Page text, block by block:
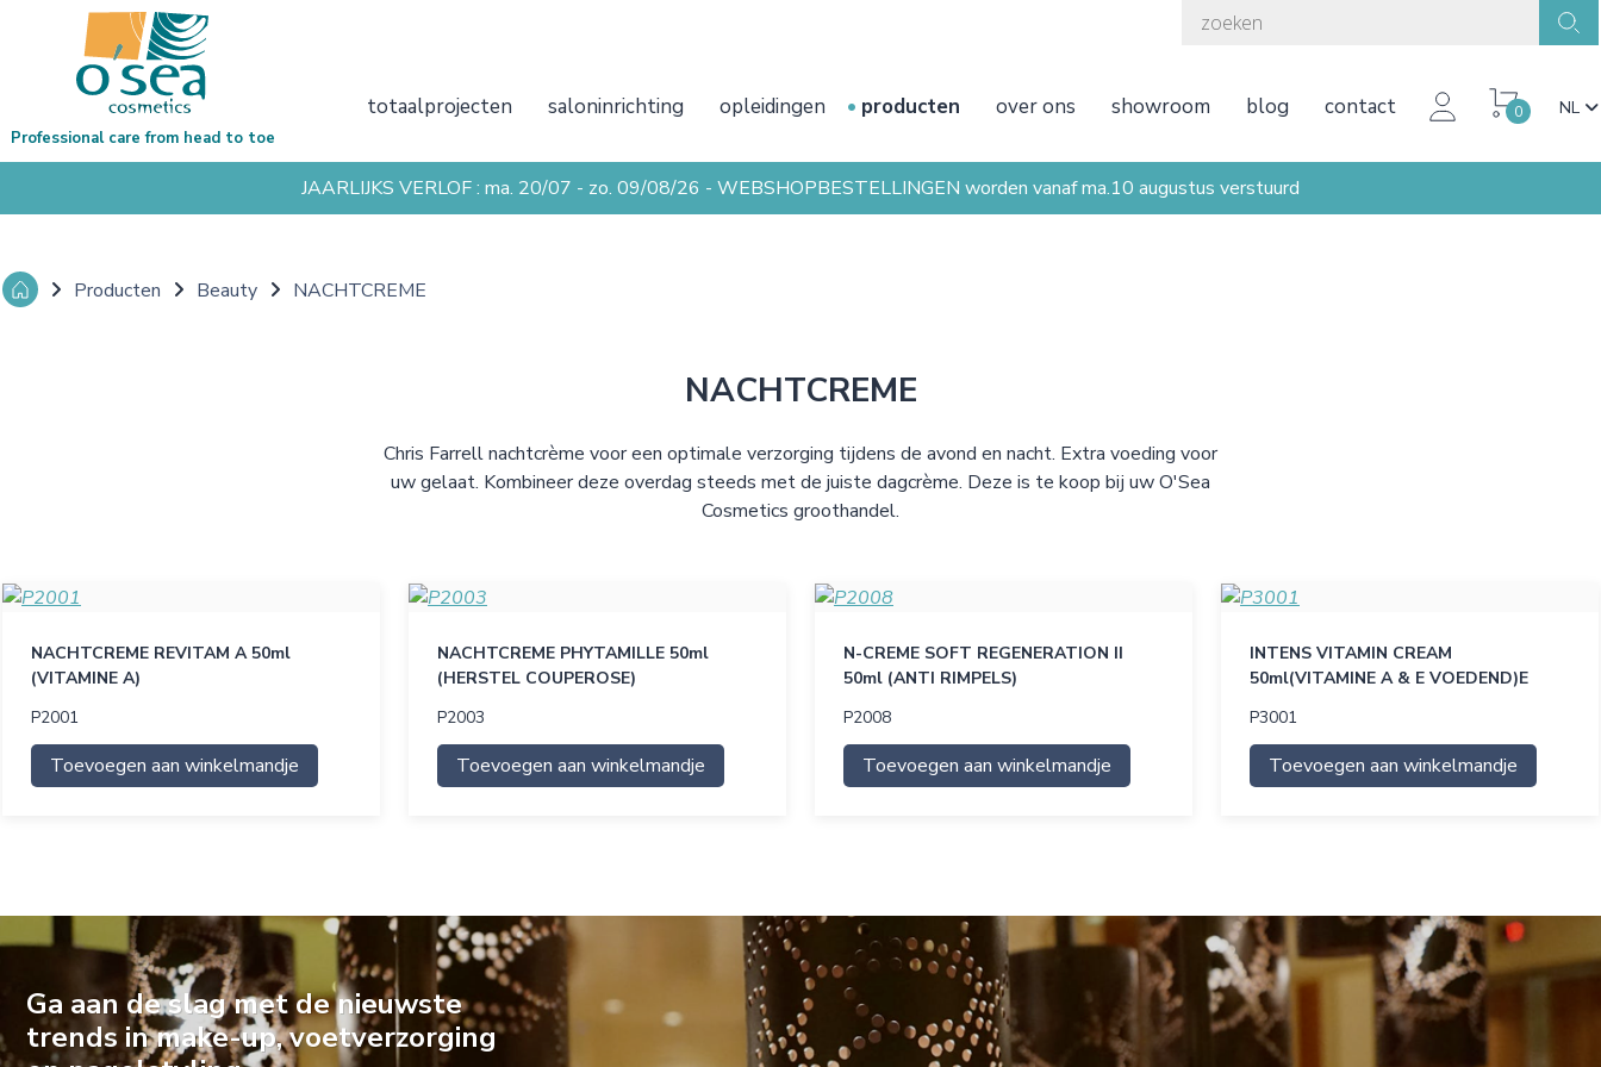
totaalprojecten saloninrichting opleidingen producten over ons showroom blog contact 0 NL
Professional care from head to toe
JAARLIJKS VERLOF : ma. 20/07 - zo. 09/08/26 - WEBSHOPBESTELLINGEN worden vanaf ma.10 augustus verstuurd
Producten Beauty NACHTCREME
NACHTCREME
Chris Farrell nachtcrème voor een optimale verzorging tijdens de avond en nacht. Extra voeding voor
uw gelaat. Kombineer deze overdag steeds met de juiste dagcrème. Deze is te koop bij uw O'Sea
Cosmetics groothandel.
NACHTCREME REVITAM A 50ml
(VITAMINE A)
P2001
Toevoegen aan winkelmandje
NACHTCREME PHYTAMILLE 50ml
(HERSTEL COUPEROSE)
P2003
Toevoegen aan winkelmandje
N-CREME SOFT REGENERATION II
50ml (ANTI RIMPELS)
P2008
Toevoegen aan winkelmandje
INTENS VITAMIN CREAM
50ml(VITAMINE A & E VOEDEND)E
P3001
Toevoegen aan winkelmandje
Ga aan de slag met de nieuwste
trends in make-up, voetverzorging